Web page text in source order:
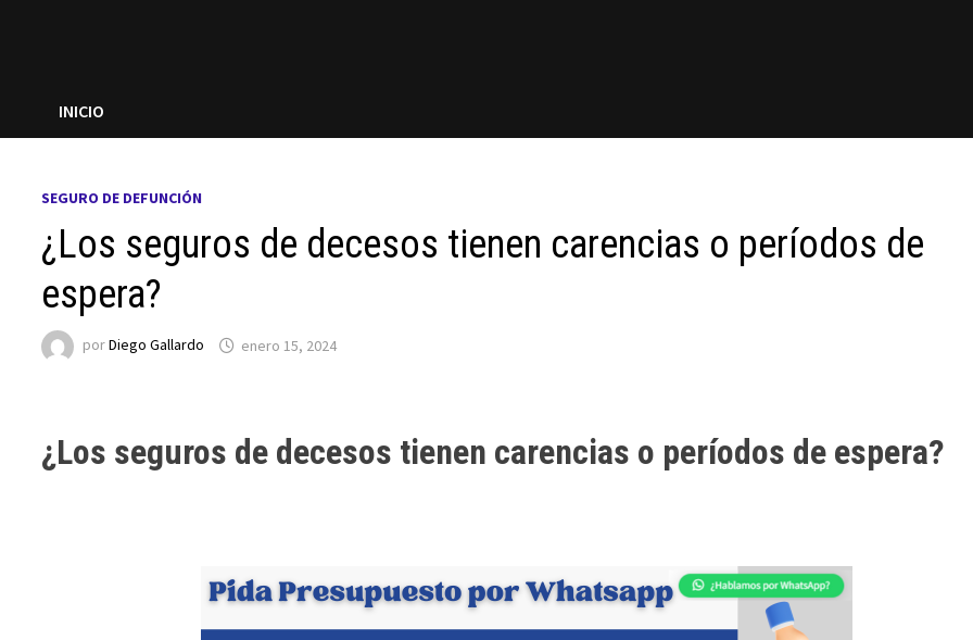
INICIO
SEGURO DE DEFUNCIÓN
¿Los seguros de decesos tienen carencias o períodos de
espera?
porDiego Gallardo enero 15, 2024
¿Los seguros de decesos tienen carencias o períodos de espera?